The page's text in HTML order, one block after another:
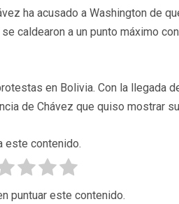
ha acusado a Washington de
caldearon a un punto máximo
en Bolivia. Con la llegada
de Chávez que quiso mostrar
este contenido.
puntuar este contenido.